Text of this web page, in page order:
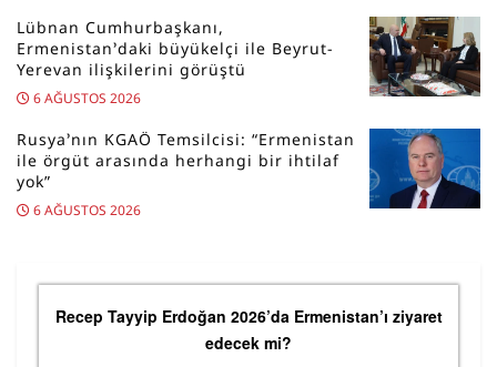
Lübnan Cumhurbaşkanı,
Ermenistan’daki büyükelçi ile Beyrut-
Yerevan ilişkilerini görüştü
6 AĞUSTOS 2026
Rusya’nın KGAÖ Temsilcisi: “Ermenistan
ile örgüt arasında herhangi bir ihtilaf
yok”
6 AĞUSTOS 2026
Recep Tayyip Erdoğan 2026’da Ermenistan’ı ziyaret
edecek mi?